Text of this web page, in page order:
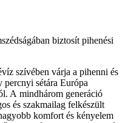
biztosít pihenési
szívében várja a pihenni és
sétára Európa
A mindhárom generáció
és szakmailag felkészült
komfort és kényelem